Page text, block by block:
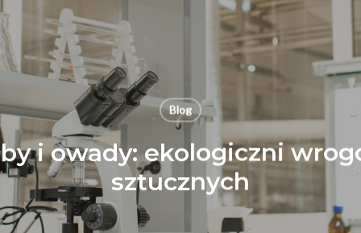
Blog
i owady: ekologiczni
sztucznych